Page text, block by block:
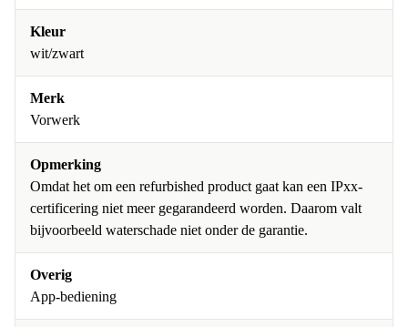
Kleur
wit/zwart
Merk
Vorwerk
Opmerking
Omdat het om een refurbished product gaat kan een IPxx-
certificering niet meer gegarandeerd worden. Daarom valt
bijvoorbeeld waterschade niet onder de garantie.
Overig
App-bediening